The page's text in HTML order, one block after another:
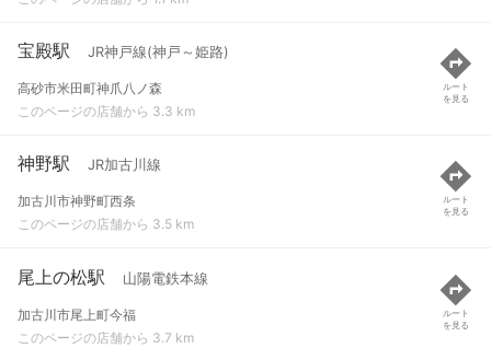
宝殿駅 JR神戸線(神戸～姫路)
高砂市米田町神爪八ノ森
このページの店舗から 3.3 km
ルート
を見る
神野駅 JR加古川線
加古川市神野町西条
このページの店舗から 3.5 km
ルート
を見る
尾上の松駅 山陽電鉄本線
加古川市尾上町今福
このページの店舗から 3.7 km
ルート
を見る